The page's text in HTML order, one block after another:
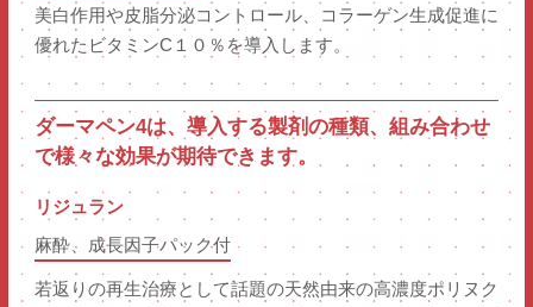
美白作用や皮脂分泌コントロール、コラーゲン生成促進に
優れたビタミンC１０％を導入します。
ダーマペン4は、導入する製剤の種類、組み合わせ
で様々な効果が期待できます。
リジュラン
麻酔、成長因子パック付
若返りの再生治療として話題の天然由来の高濃度ポリヌク